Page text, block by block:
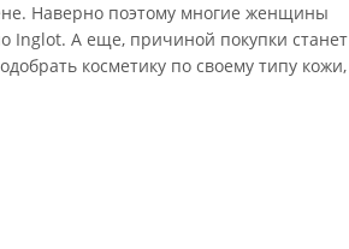
Наверно поэтому многие женщины
Inglot. А еще, причиной покупки станет
косметику по своему типу кожи,